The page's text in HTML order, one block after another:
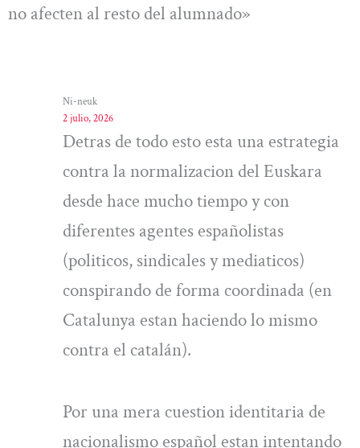
no afecten al resto del alumnado»
Ni-neuk
2 julio, 2026
Detras de todo esto esta una estrategia
contra la normalizacion del Euskara
desde hace mucho tiempo y con
diferentes agentes españolistas
(politicos, sindicales y mediaticos)
conspirando de forma coordinada (en
Catalunya estan haciendo lo mismo
contra el catalán).
Por una mera cuestion identitaria de
nacionalismo español estan intentando